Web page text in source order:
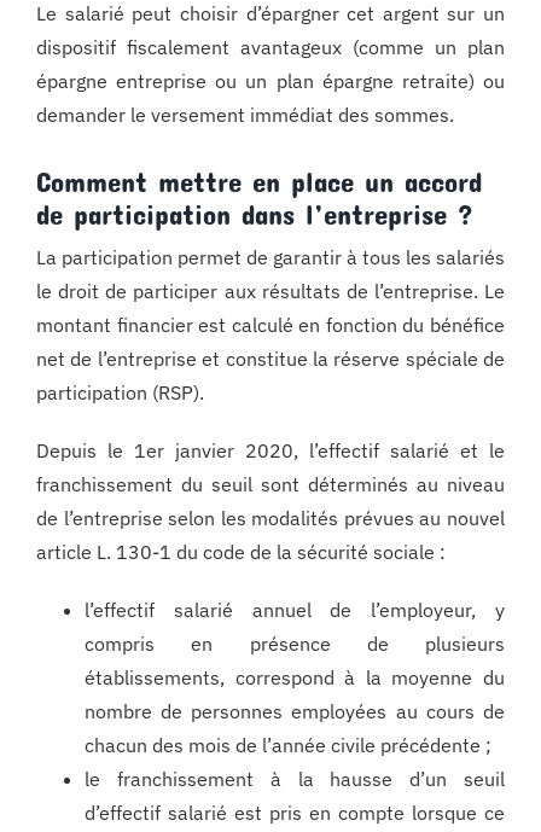
Le salarié peut choisir d’épargner cet argent sur un
dispositif fiscalement avantageux (comme un plan
épargne entreprise ou un plan épargne retraite) ou
demander le versement immédiat des sommes.
Comment mettre en place un accord
de participation dans l’entreprise ?
La participation permet de garantir à tous les salariés
le droit de participer aux résultats de l’entreprise. Le
montant financier est calculé en fonction du bénéfice
net de l’entreprise et constitue la réserve spéciale de
participation (RSP).
Depuis le 1er janvier 2020, l’effectif salarié et le
franchissement du seuil sont déterminés au niveau
de l’entreprise selon les modalités prévues au nouvel
article L. 130-1 du code de la sécurité sociale :
l’effectif salarié annuel de l’employeur, y
compris en présence de plusieurs
établissements, correspond à la moyenne du
nombre de personnes employées au cours de
chacun des mois de l’année civile précédente ;
le franchissement à la hausse d’un seuil
d’effectif salarié est pris en compte lorsque ce